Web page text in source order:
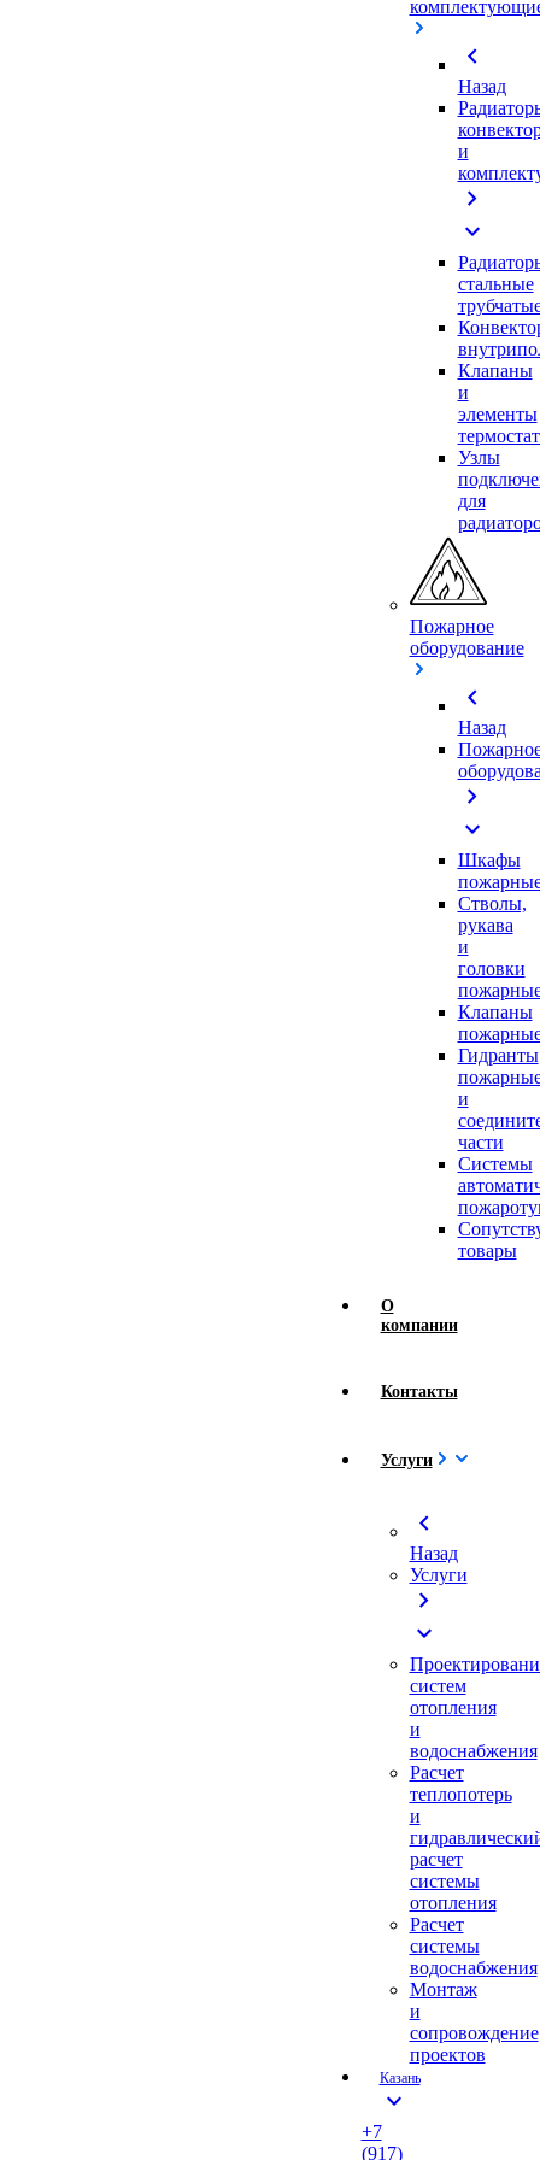
chevron_left
Назад
и
chevron_right
expand_more
стальные
Клапаны
и
элементы
Узлы
для
Пожарное
оборудование
chevron_left
Назад
chevron_right
expand_more
Шкафы
Стволы,
рукава
и
головки
Клапаны
Гидранты
и
части
Системы
товары
О
компании
Контакты
Услуги
chevron_left
Назад
Услуги
chevron_right
expand_more
систем
отопления
и
водоснабжения
Расчет
теплопотерь
и
расчет
системы
отопления
Расчет
системы
водоснабжения
Монтаж
и
сопровождение
проектов
Казань
expand_more
+7
(917)